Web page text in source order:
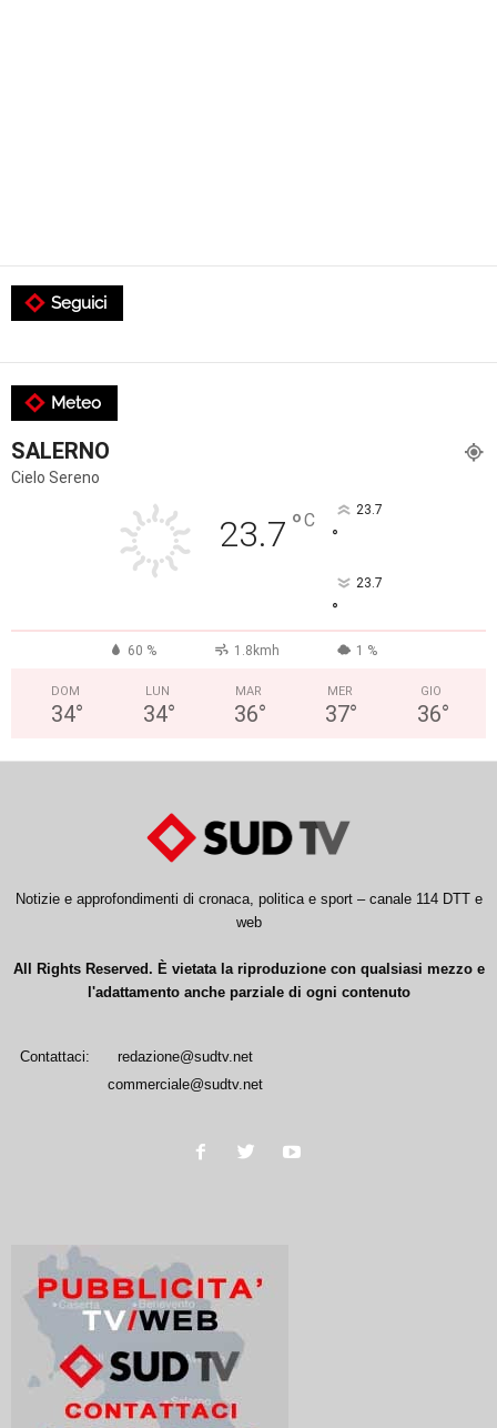
Seguici
Meteo
SALERNO
Cielo Sereno
23.7 °C 23.7
°
23.7
°
60 % 1.8kmh 1 %
DOM
34°
LUN
34°
MAR
36°
MER
37°
GIO
36°
Notizie e approfondimenti di cronaca, politica e sport – canale 114 DTT e
web
All Rights Reserved. È vietata la riproduzione con qualsiasi mezzo e
l'adattamento anche parziale di ogni contenuto
Contattaci:
redazione@sudtv.net
commerciale@sudtv.net